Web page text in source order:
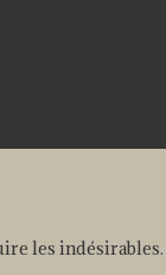
les indésirables.